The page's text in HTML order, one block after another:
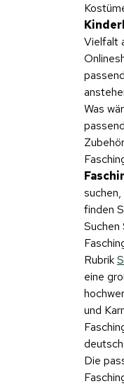
Vielfalt
Was
finden
Suchen
Rubrik
eine
und
Die